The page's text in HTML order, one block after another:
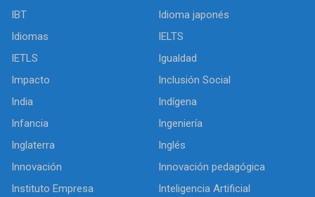
IBT
Idioma japonés
Idiomas
IELTS
IETLS
Igualdad
Impacto
Inclusión Social
India
Indígena
Infancia
Ingeniería
Inglaterra
Inglés
Innovación
Innovación pedagógica
Instituto Empresa
Inteligencia Artificial